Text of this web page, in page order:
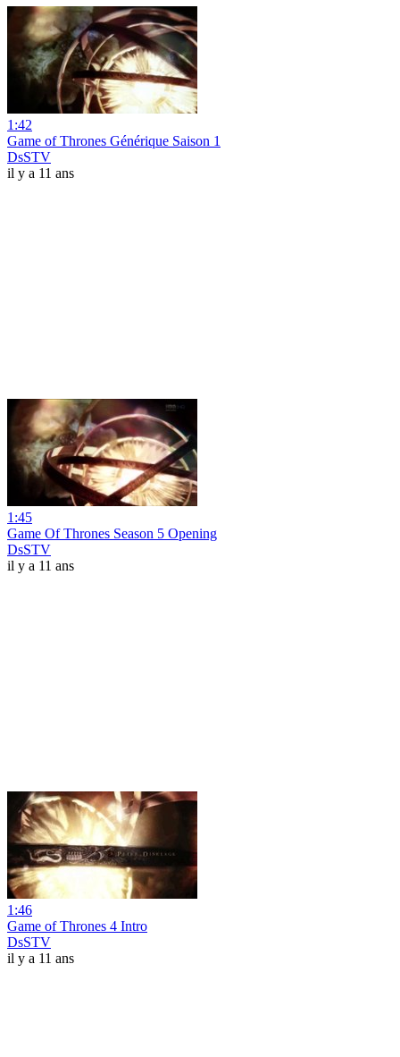
1:42
Game of Thrones Générique Saison 1
DsSTV
il y a 11 ans
1:45
Game Of Thrones Season 5 Opening
DsSTV
il y a 11 ans
1:46
Game of Thrones 4 Intro
DsSTV
il y a 11 ans